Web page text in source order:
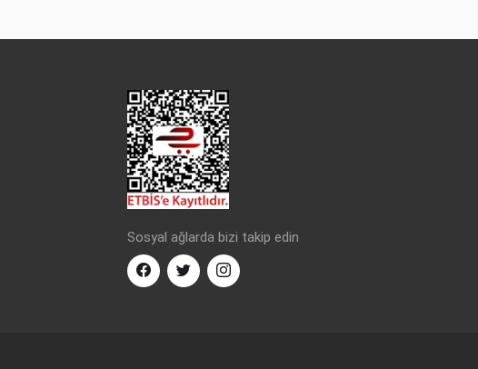
Sosyal ağlarda bizi takip edin